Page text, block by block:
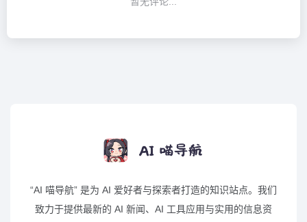
“AI 喵导航” 是为 AI 爱好者与探索者打造的知识站点。我们
致力于提供最新的 AI 新闻、AI 工具应用与实用的信息资